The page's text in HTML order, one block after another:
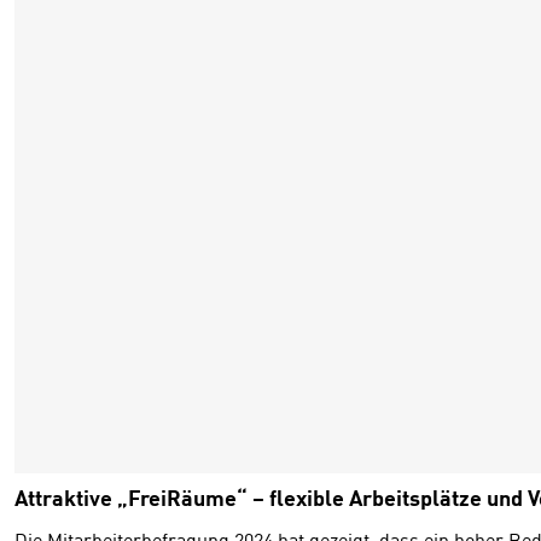
Attraktive „FreiRäume“ – flexible Arbeitsplätze und